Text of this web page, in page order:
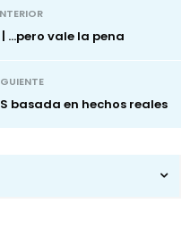
...pero vale la pena
basada en hechos reales